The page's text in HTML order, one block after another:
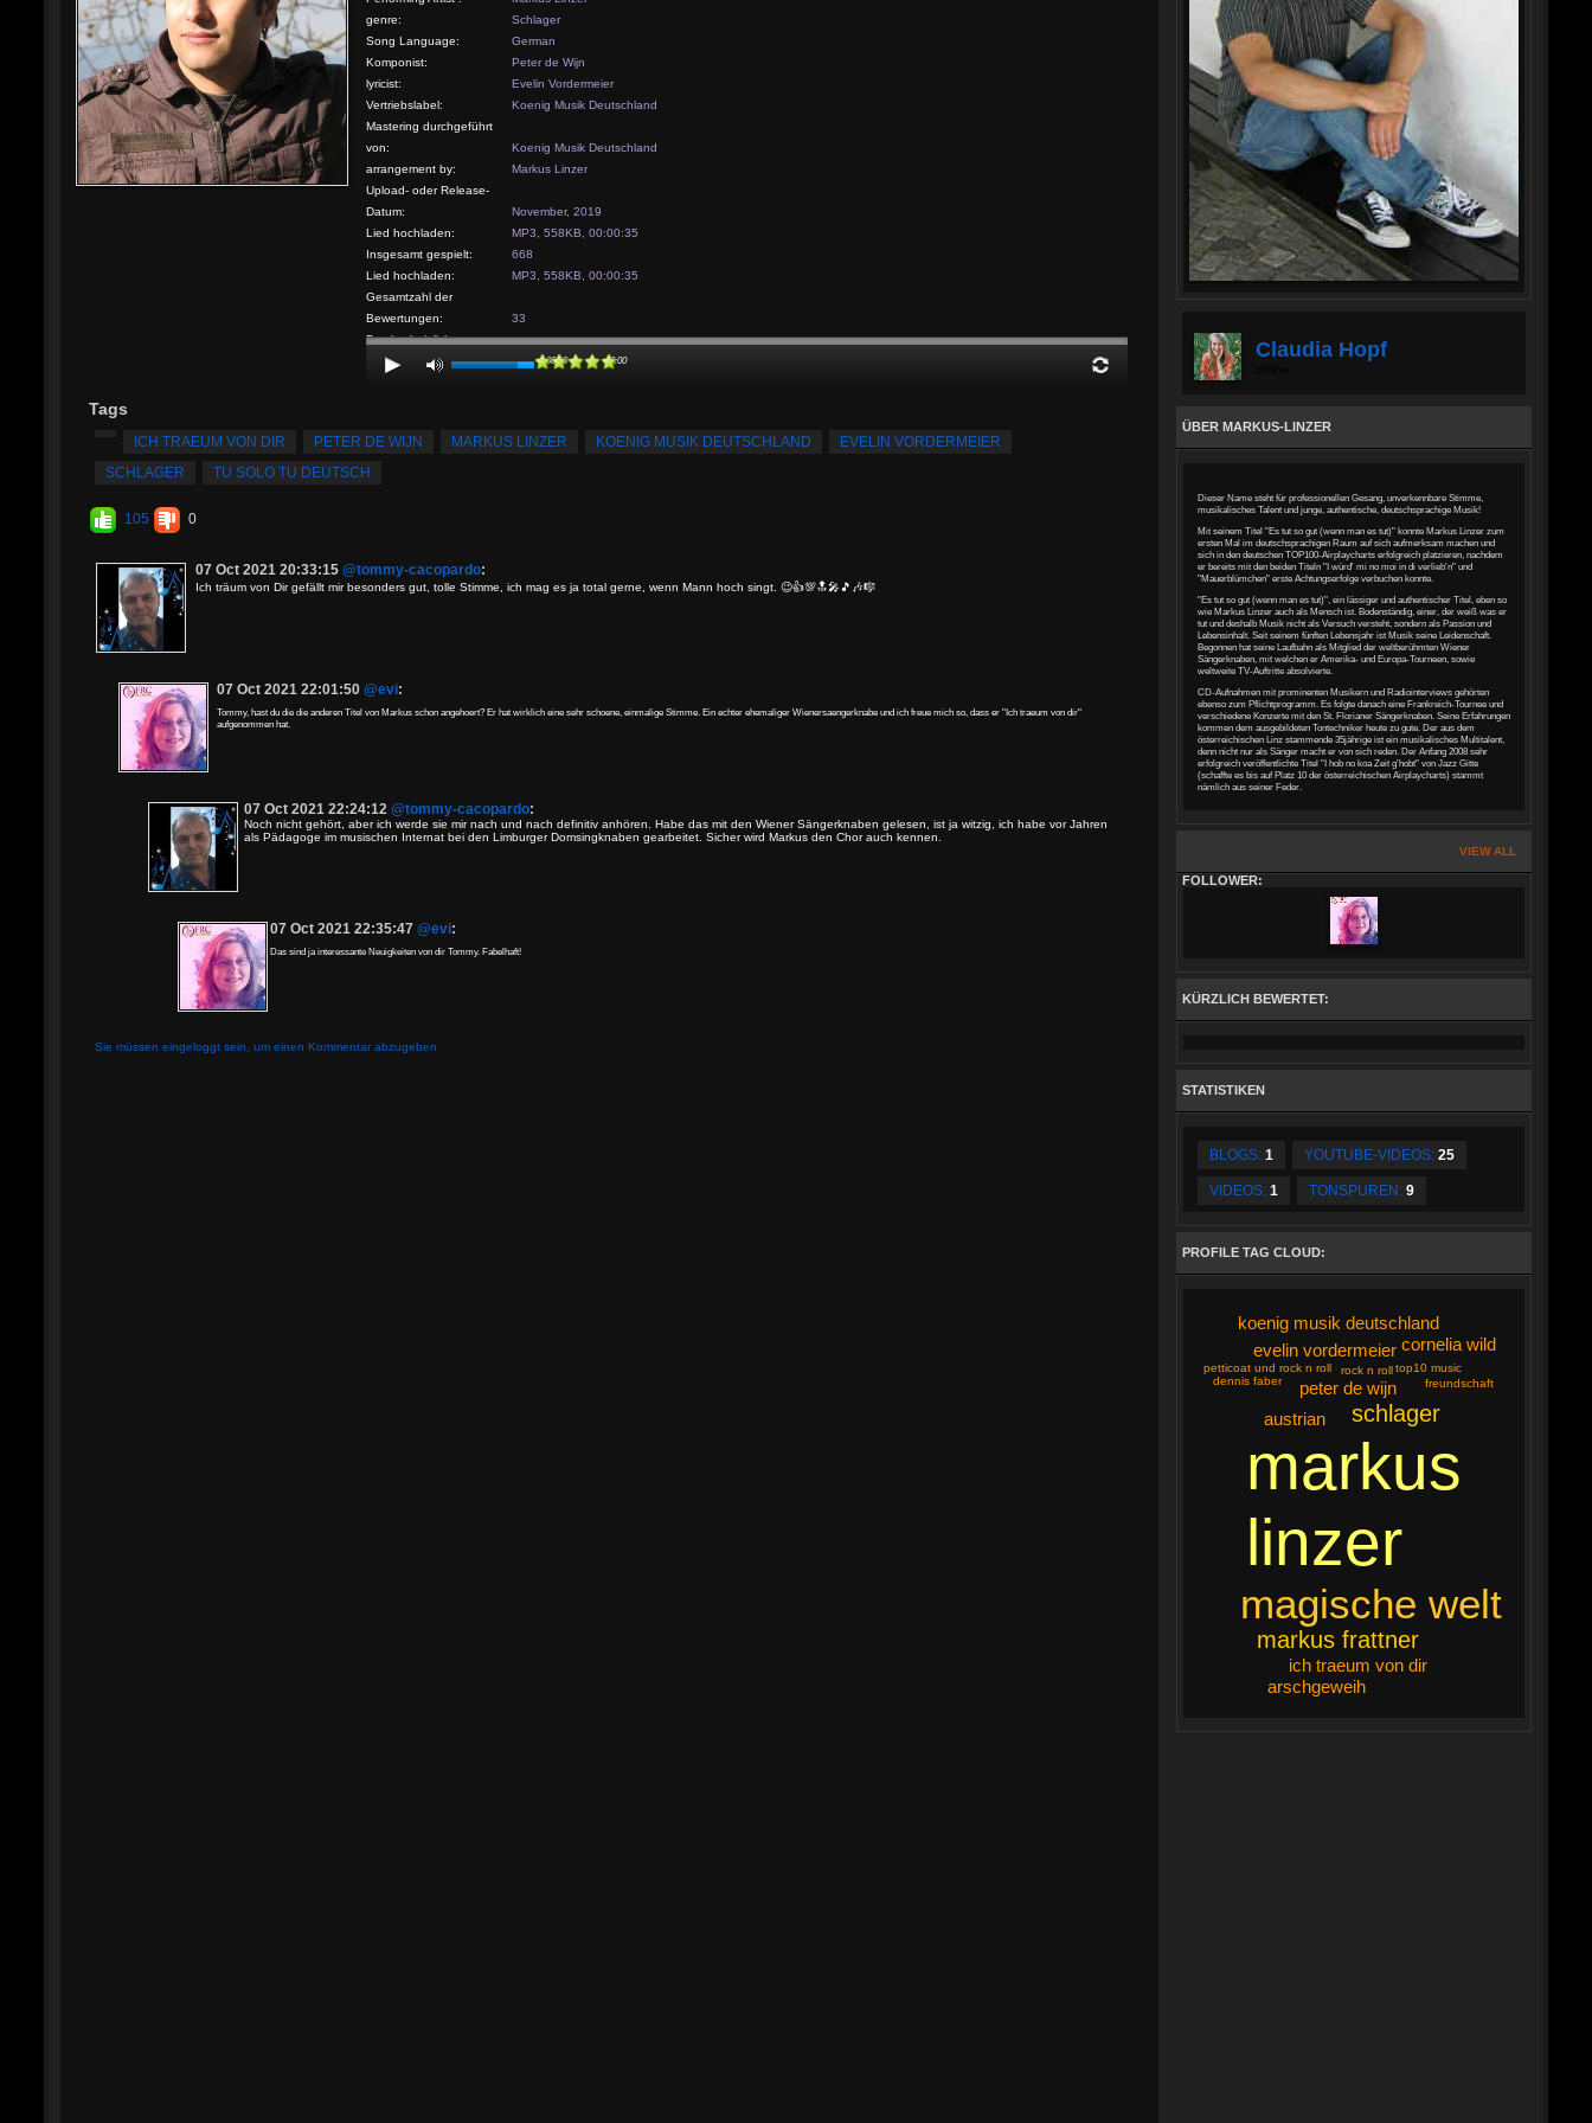
genre:
Schlager
Song Language:
German
Komponist:
Peter de Wijn
lyricist:
Evelin Vordermeier
Vertriebslabel:
Koenig Musik Deutschland
Mastering durchgeführt
von:
Koenig Musik Deutschland
arrangement by:
Markus Linzer
Upload- oder Release-
Datum:
November, 2019
Lied hochladen:
MP3, 558KB, 00:00:35
Insgesamt gespielt:
668
Lied hochladen:
MP3, 558KB, 00:00:35
Gesamtzahl der
Bewertungen:
33
Durchschnittliche
Bewertung:
5 00:00 / 00:00
Tags
ICH TRAEUM VON DIR PETER DE WIJN MARKUS LINZER KOENIG MUSIK DEUTSCHLAND
EVELIN VORDERMEIER
SCHLAGER
TU SOLO TU DEUTSCH
105 0
07 Oct 2021 20:33:15@tommy-cacopardo:
Ich träum von Dir gefällt mir besonders gut, tolle Stimme, ich mag es ja total gerne, wenn Mann hoch singt. 😉👍💯🔝🎤🎵🎶🎼
07 Oct 2021 22:01:50 @evi:
Tommy, hast du die die anderen Titel von Markus schon angehoert? Er hat wirklich eine sehr schoene, einmalige Stimme. Ein echter ehemaliger Wienersaengerknabe und ich freue mich so, dass er "Ich traeum von dir"
aufgenommen hat.
07 Oct 2021 22:24:12 @tommy-cacopardo:
Noch nicht gehört, aber ich werde sie mir nach und nach definitiv anhören. Habe das mit den Wiener Sängerknaben gelesen, ist ja witzig, ich habe vor Jahren
als Pädagoge im musischen Internat bei den Limburger Domsingknaben gearbeitet. Sicher wird Markus den Chor auch kennen.
07 Oct 2021 22:35:47@evi:
Das sind ja interessante Neuigkeiten von dir Tommy. Fabelhaft!
Sie müssen eingeloggt sein, um einen Kommentar abzugeben
Claudia Hopf
ÜBER MARKUS-LINZER
Dieser Name steht für professionellen Gesang, unverkennbare Stimme,
musikalisches Talent und junge, authentische, deutschsprachige Musik!
Mit seinem Titel "Es tut so gut (wenn man es tut)" konnte Markus Linzer zum
ersten Mal im deutschsprachigen Raum auf sich aufmerksam machen und
sich in den deutschen TOP100-Airplaycharts erfolgreich platzieren, nachdem
er bereits mit den beiden Titeln "I würd' mi no moi in di verlieb'n" und
"Mauerblümchen" erste Achtungserfolge verbuchen konnte.
"Es tut so gut (wenn man es tut)", ein lässiger und authentischer Titel, eben so
wie Markus Linzer auch als Mensch ist. Bodenständig, einer, der weiß was er
tut und deshalb Musik nicht als Versuch versteht, sondern als Passion und
Lebensinhalt. Seit seinem fünften Lebensjahr ist Musik seine Leidenschaft.
Begonnen hat seine Laufbahn als Mitglied der weltberühmten Wiener
Sängerknaben, mit welchen er Amerika- und Europa-Tourneen, sowie
weltweite TV-Auftritte absolvierte.
CD-Aufnahmen mit prominenten Musikern und Radiointerviews gehörten
ebenso zum Pflichtprogramm. Es folgte danach eine Frankreich-Tournee und
verschiedene Konzerte mit den St. Florianer Sängerknaben. Seine Erfahrungen
kommen dem ausgebildeten Tontechniker heute zu gute. Der aus dem
österreichischen Linz stammende 35jährige ist ein musikalisches Multitalent,
denn nicht nur als Sänger macht er von sich reden. Der Anfang 2008 sehr
erfolgreich veröffentlichte Titel "I hob no koa Zeit g'hobt" von Jazz Gitte
(schaffte es bis auf Platz 10 der österreichischen Airplaycharts) stammt
nämlich aus seiner Feder.
VIEW ALL
FOLLOWER:
KÜRZLICH BEWERTET:
STATISTIKEN
BLOGS: 1 YOUTUBE-VIDEOS: 25
VIDEOS: 1 TONSPUREN: 9
PROFILE TAG CLOUD:
markus
linzer
magische welt
schlager
markus frattner
peter de wijn
evelin vordermeier
ich traeum von dir
austrian
koenig musik deutschland
cornelia wild
arschgeweih
top10 music
rock n roll
dennis faber
freundschaft
petticoat und rock n roll